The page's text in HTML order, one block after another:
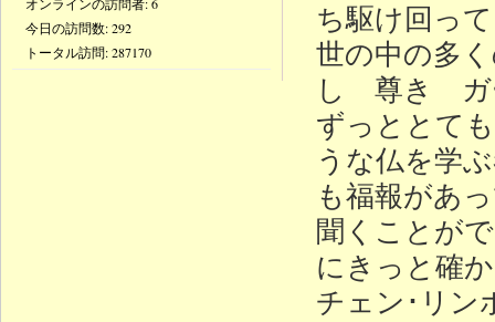
ち駆け回っ
世の中の多
し 尊き ガ
ずっととて
うな仏を学
も福報があ
聞くことが
にきっと確
チェン･リン
今日の訪問数:292
トータル訪問:287170